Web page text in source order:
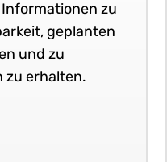
zu
geplanten
und zu
zu erhalten.